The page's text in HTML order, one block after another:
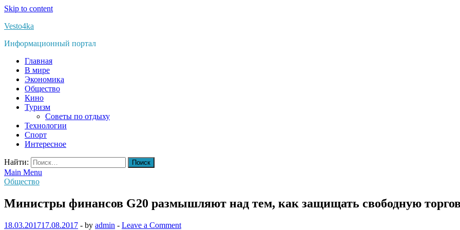
Skip to content
Vesto4ka
Информационный портал
Главная
В мире
Экономика
Общество
Кино
Туризм
Советы по отдыху
Технологии
Спорт
Интересное
Найти:
Main Menu
Общество
Министры финансов G20 размышляют над тем, как защищать свободную
18.03.201717.08.2017 - by admin - Leave a Comment